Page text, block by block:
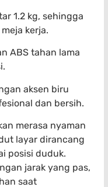
1.2 kg, sehingga
kerja.
ABS tahan lama
aksen biru
dan bersih.
merasa nyaman
layar dirancang
posisi duduk.
jarak yang pas,
saat